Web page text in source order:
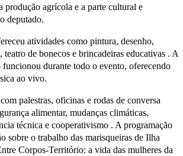
produção agrícola e a parte cultural e
deputado.
atividades como pintura, desenho,
teatro de bonecos e brincadeiras educativas . A
funcionou durante todo o evento, oferecendo
ao vivo.
palestras, oficinas e rodas de conversa
alimentar, mudanças climáticas,
técnica e cooperativismo . A programação
sobre o trabalho das marisqueiras de Ilha
Corpos-Território: a vida das mulheres da